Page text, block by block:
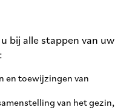
bij alle stappen van uw
en toewijzingen van
van het gezin,